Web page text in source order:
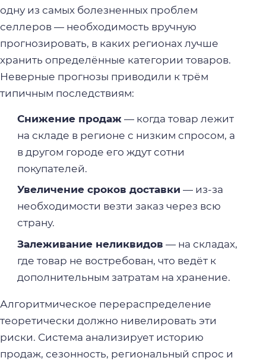
одну из самых болезненных проблем
селлеров — необходимость вручную
прогнозировать, в каких регионах лучше
хранить определённые категории товаров.
Неверные прогнозы приводили к трём
типичным последствиям:
Снижение продаж — когда товар лежит
на складе в регионе с низким спросом, а
в другом городе его ждут сотни
покупателей.
Увеличение сроков доставки — из-за
необходимости везти заказ через всю
страну.
Залеживание неликвидов — на складах,
где товар не востребован, что ведёт к
дополнительным затратам на хранение.
Алгоритмическое перераспределение
теоретически должно нивелировать эти
риски. Система анализирует историю
продаж, сезонность, региональный спрос и